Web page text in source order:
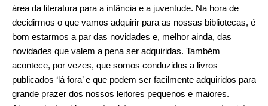
área da literatura para a infância e a juventude. Na hora de
decidirmos o que vamos adquirir para as nossas bibliotecas, é
bom estarmos a par das novidades e, melhor ainda, das
novidades que valem a pena ser adquiridas. Também
acontece, por vezes, que somos conduzidos a livros
publicados ‘lá fora’ e que podem ser facilmente adquiridos para
grande prazer dos nossos leitores pequenos e maiores.